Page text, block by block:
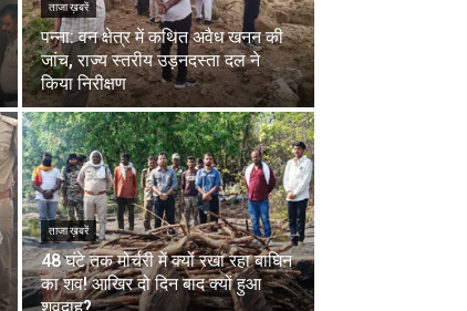
ताजा ख़बरें
पन्ना: वन क्षेत्र में कथित अवैध खनन की
जांच, राज्य स्तरीय उड़नदस्ता दल ने
किया निरीक्षण
ताजा ख़बरें
48 घंटे तक मोर्चरी में क्यों रखा रहा बाघिन
का शव! आखिर दो दिन बाद क्यों हुआ